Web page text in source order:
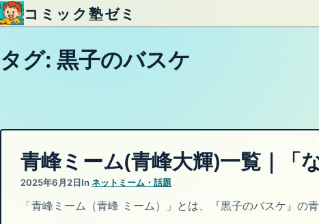
内容をスキップ
コミック塾ゼミ
タグ: 黒子のバスケ
青峰ミーム(青峰大輝)一覧｜「
2025年6月2日In ネットミーム・話題
「青峰ミーム（青峰 ミーム）」とは、『黒子のバスケ』